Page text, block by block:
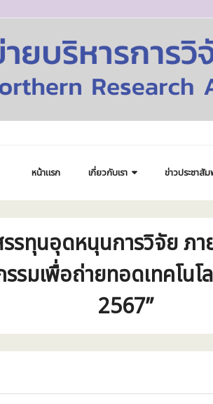
หน้าแรก เกี่ยวกับเรา ข่าวประชาสั
รทุนอุดหนุนการวิจัย ภา
มเพื่อถ่ายทอดเทคโน
2567”